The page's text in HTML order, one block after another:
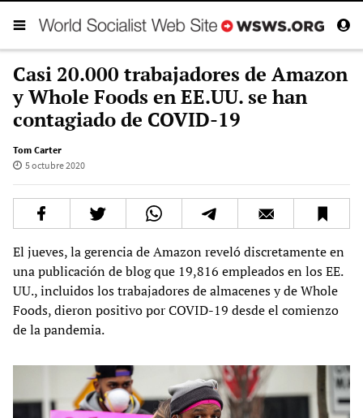
Casi 20.000 trabajadores de Amazon
y Whole Foods en EE.UU. se han
contagiado de COVID-19
Tom Carter
5 octubre 2020
El jueves, la gerencia de Amazon reveló discretamente en
una publicación de blog que 19,816 empleados en los EE.
UU., incluidos los trabajadores de almacenes y de Whole
Foods, dieron positivo por COVID-19 desde el comienzo
de la pandemia.